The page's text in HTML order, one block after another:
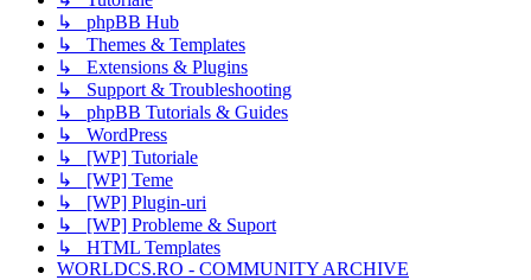
↳ phpBB Hub
↳ Themes & Templates
↳ Extensions & Plugins
↳ Support & Troubleshooting
↳ phpBB Tutorials & Guides
↳ WordPress
↳ [WP] Tutoriale
↳ [WP] Teme
↳ [WP] Plugin-uri
↳ [WP] Probleme & Suport
↳ HTML Templates
WORLDCS.RO - COMMUNITY ARCHIVE